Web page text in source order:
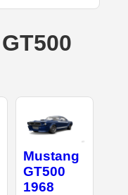
Mustang
GT500
1968